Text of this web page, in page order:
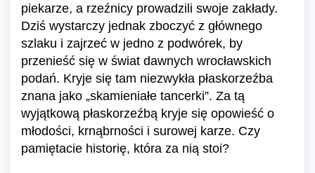
piekarze, a rzeźnicy prowadzili swoje zakłady.
Dziś wystarczy jednak zboczyć z głównego
szlaku i zajrzeć w jedno z podwórek, by
przenieść się w świat dawnych wrocławskich
podań. Kryje się tam niezwykła płaskorzeźba
znana jako „skamieniałe tancerki”. Za tą
wyjątkową płaskorzeźbą kryje się opowieść o
młodości, krnąbrności i surowej karze. Czy
pamiętacie historię, która za nią stoi?